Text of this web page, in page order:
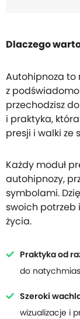
Dlaczego
Autohipnoza
z
przechodzisz
i praktyka,
presji i walki ze
Każdy moduł
autohipnozy,
symbolami.
swoich potrzeb
życia.
Praktyka od
do
Szeroki
wizualizacje i